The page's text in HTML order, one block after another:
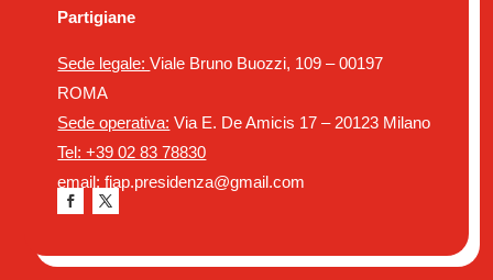
Partigiane
Sede legale:Viale Bruno Buozzi, 109 – 00197
ROMA
Sede operativa: Via E. De Amicis 17 – 20123 Milano
Tel: +39 02 83 78830
email: fiap.presidenza@gmail.com